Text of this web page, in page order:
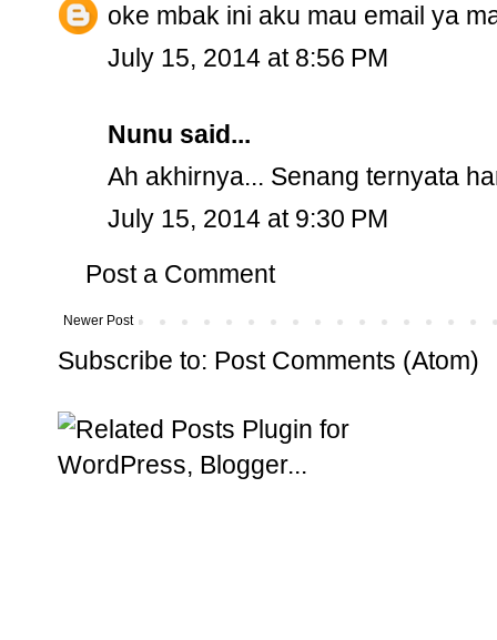
oke mbak ini aku mau email ya
July 15, 2014 at 8:56 PM
Nunu said...
Ah akhirnya... Senang ternyata
July 15, 2014 at 9:30 PM
Post a Comment
Newer Post
Subscribe to: Post Comments (Atom)